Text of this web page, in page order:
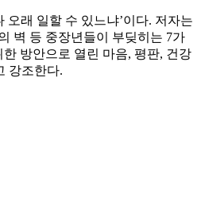
오래 일할 수 있느냐’이다. 저자는
벽 등 중장년들이 부딪히는 7가
방안으로 열린 마음, 평판, 건강
강조한다.